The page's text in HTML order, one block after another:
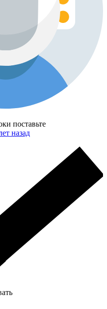
поставьте
назад